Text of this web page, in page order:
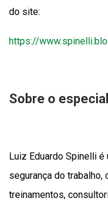
do site:
https://
Sobre o
Luiz Eduardo Spinelli
segurança do
treinamentos,